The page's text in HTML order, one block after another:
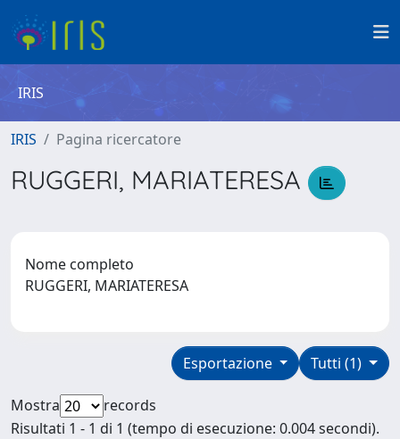
IRIS
IRIS Pagina ricercatore
RUGGERI, MARIATERESA
Nome completo
RUGGERI, MARIATERESA
Tutti (1)
Esportazione
Mostra
records
Risultati 1 - 1 di 1 (tempo di esecuzione: 0.004 secondi).